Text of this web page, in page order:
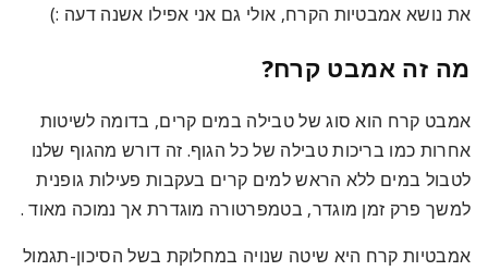
את נושא אמבטיות הקרח, אולי גם אני אפילו אשנה דעה :)
מה זה אמבט קרח?
אמבט קרח הוא סוג של טבילה במים קרים, בדומה לשיטות
אחרות כמו בריכות טבילה של כל הגוף. זה דורש מהגוף שלנו
לטבול במים ללא הראש למים קרים בעקבות פעילות גופנית
למשך פרק זמן מוגדר, בטמפרטורה מוגדרת אך נמוכה מאוד .
אמבטיות קרח היא שיטה שנויה במחלוקת בשל הסיכון-תגמול